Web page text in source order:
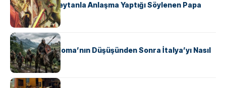
II. Silvester: Şeytanla Anlaşma Yaptığı Söylenen Papa
KÜLTÜR
Ostrogotlar Roma’nın Düşüşünden Sonra İtalya’yı Nasıl
Ele Geçirdi?
KÜLTÜR